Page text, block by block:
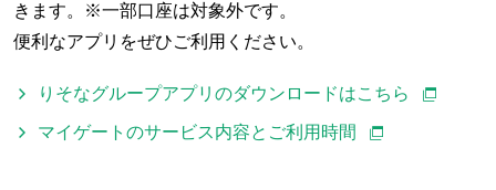
きます。※一部口座は対象外です。
便利なアプリをぜひご利用ください。
りそなグループアプリのダウンロードはこちら
マイゲートのサービス内容とご利用時間